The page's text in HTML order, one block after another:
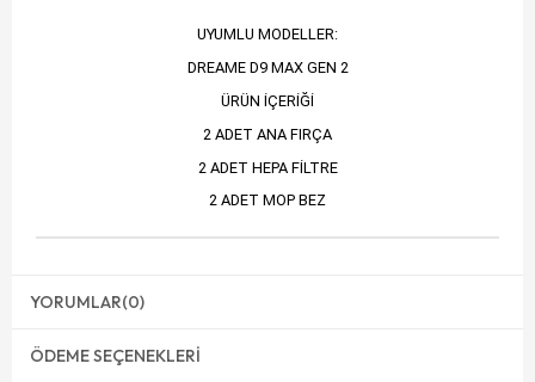
UYUMLU MODELLER:
DREAME D9 MAX GEN 2
ÜRÜN İÇERİĞİ
2 ADET ANA FIRÇA
2 ADET HEPA FİLTRE
2 ADET MOP BEZ
YORUMLAR(0)
ÖDEME SEÇENEKLERI